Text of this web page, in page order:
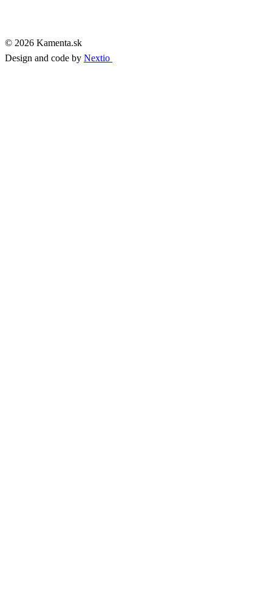
© 2026 Kamenta.sk
Design and code by Nextio